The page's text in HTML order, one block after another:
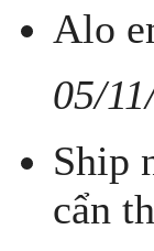
Alo
05/
Ship
cẩn